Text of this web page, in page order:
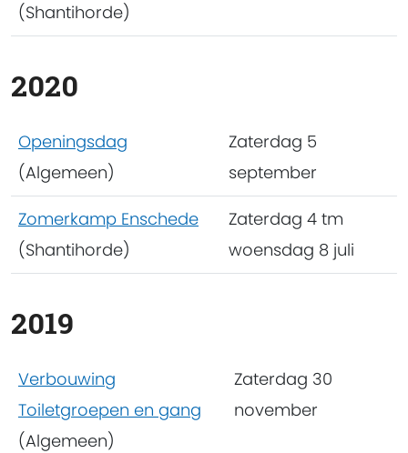
(Shantihorde)
2020
Openingsdag
(Algemeen)
Zaterdag 5
september
Zomerkamp Enschede
(Shantihorde)
Zaterdag 4 tm
woensdag 8 juli
2019
Verbouwing
Toiletgroepen en gang
(Algemeen)
Zaterdag 30
november